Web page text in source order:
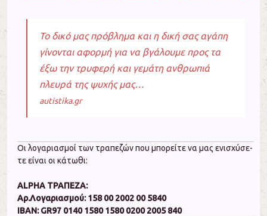
Το δικό μας πρόβλημα και η δική σας αγάπη
γίνονται αφορμή για να βγάλουμε προς τα
έξω την τρυφερή και γεμάτη ανθρωπιά
πλευρά της ψυχής μας…
autistika.gr
Οι λο­γα­ρια­σμοί των τρα­πε­ζών που μπο­ρεί­τε να μας ε­νι­σχύ­σε­
τε είναι οι κάτωθι:
ALPHA ΤΡΑΠΕΖΑ:
Αρ.Λογαριασμού: 158 00 2002 00 5840
Ι­ΒΑ­Ν: GR97 0140 1580 1580 0200 2005 840